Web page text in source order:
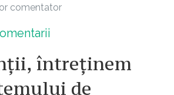
comentator
întreținem
de